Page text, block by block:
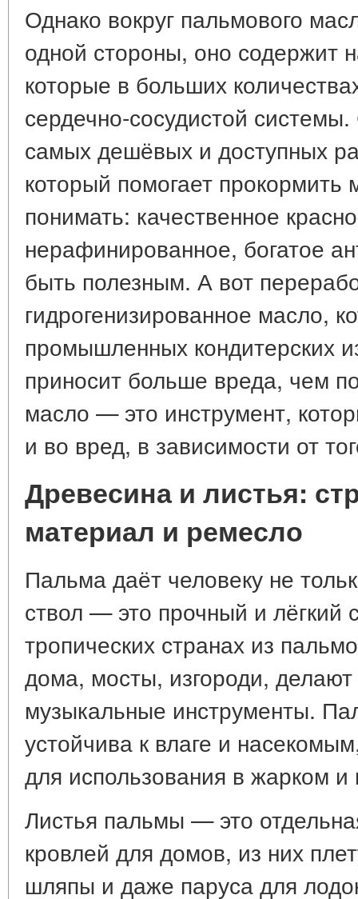
Однако вокруг пальмового
одной стороны, оно
которые в больших
сердечно-сосудистой
самых дешёвых и доступных
который помогает
понимать: качественное
нерафинированное, богатое
быть полезным. А вот
гидрогенизированное масло,
промышленных кондитерских
приносит больше вреда, чем
масло — это инструмент,
и во вред, в зависимости от
Древесина и листья:
материал и ремесло
Пальма даёт человеку не
ствол — это прочный и лёгкий
тропических странах из
дома, мосты, изгороди,
музыкальные инструменты.
устойчива к влаге и
для использования в жарком
Листья пальмы — это
кровлей для домов, из них
шляпы и даже паруса для